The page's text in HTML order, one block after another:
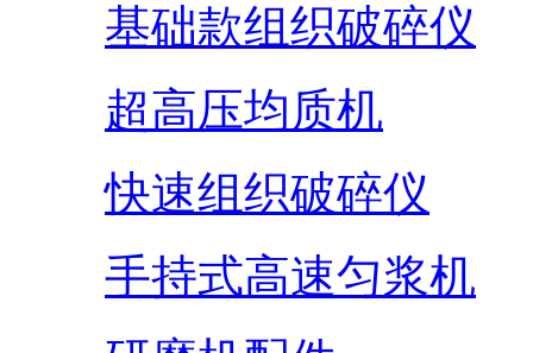
基础款组织破碎仪
超高压均质机
快速组织破碎仪
手持式高速匀浆机